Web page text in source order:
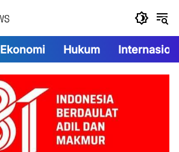
Ekonomi Hukum